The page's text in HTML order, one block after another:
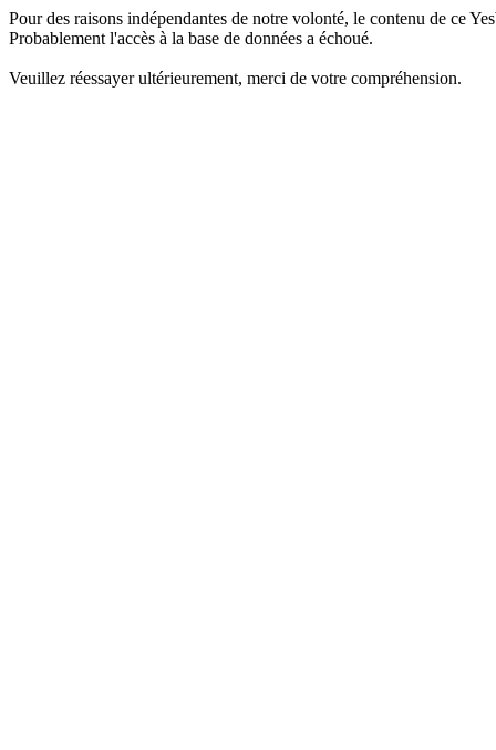
Pour des raisons indépendantes de notre volonté, le contenu de ce
Probablement l'accès à la base de données a échoué.
Veuillez réessayer ultérieurement, merci de votre compréhension.